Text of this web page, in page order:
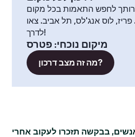
לחפש התאמות בכל מקום
לוס אנג'לס, תל אביב. צאו
לדרך!
מיקום נוכחי: פטרס
מה זה מצב דרכון?
בבקשה תזכרו לעקוב אחרי